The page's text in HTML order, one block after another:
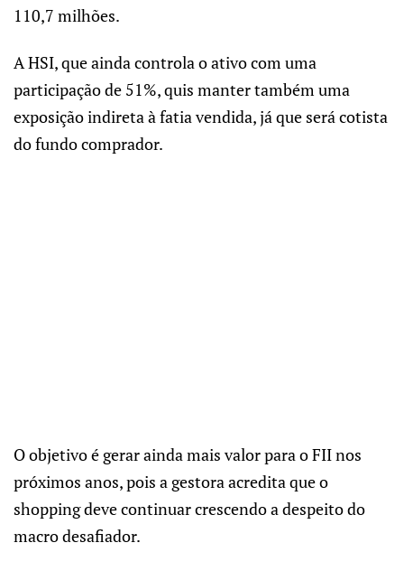
110,7 milhões.
A HSI, que ainda controla o ativo com uma
participação de 51%, quis manter também uma
exposição indireta à fatia vendida, já que será cotista
do fundo comprador.
O objetivo é gerar ainda mais valor para o FII nos
próximos anos, pois a gestora acredita que o
shopping deve continuar crescendo a despeito do
macro desafiador.